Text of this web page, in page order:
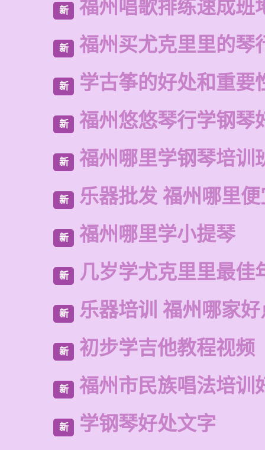
新 福州唱歌排练速成班
新 福州买尤克里里的琴
新 学古筝的好处和重要
新 福州悠悠琴行学钢琴
新 福州哪里学钢琴培训
新 乐器批发 福州哪里便
新 福州哪里学小提琴
新 几岁学尤克里里最佳
新 乐器培训 福州哪家好
新 初步学吉他教程视频
新 福州市民族唱法培训
新 学钢琴好处文字